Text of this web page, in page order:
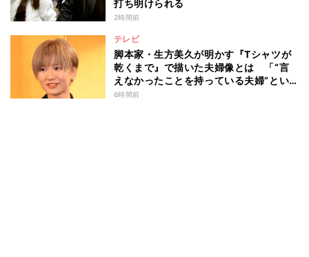
打ち明けられる
2時間前
テレビ
脚本家・生方美久が明かす『Tシャツが
乾くまで』で描いた夫婦像とは 「“言
えなかったことを持っている夫婦”とい
うのは面白いかも」
6時間前